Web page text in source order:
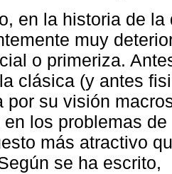
en la historia de
muy
o primeriza.
clásica (y antes
por su visión
en los problemas
más atractivo
se ha escrito,